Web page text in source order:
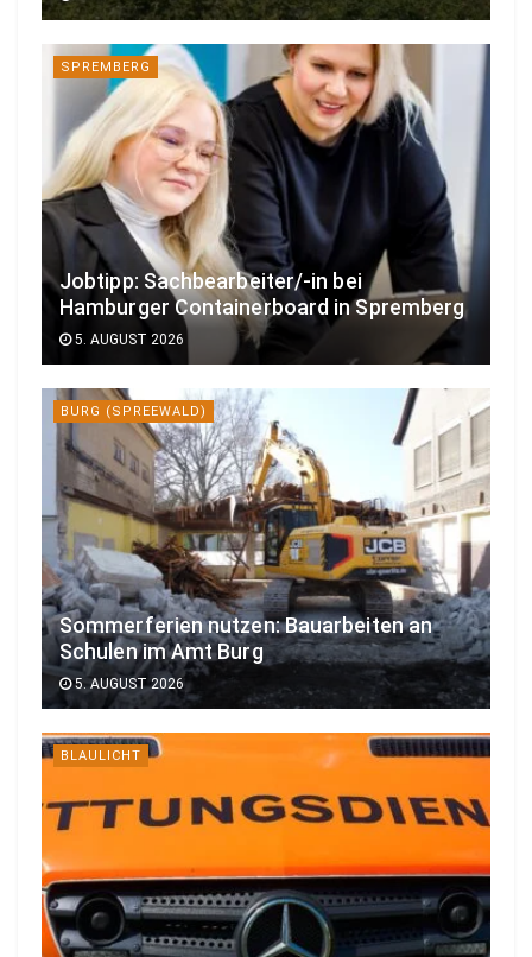
SPREMBERG
Jobtipp: Sachbearbeiter/-in bei
Hamburger Containerboard in Spremberg
5. AUGUST 2026
BURG (SPREEWALD)
Sommerferien nutzen: Bauarbeiten an
Schulen im Amt Burg
5. AUGUST 2026
BLAULICHT